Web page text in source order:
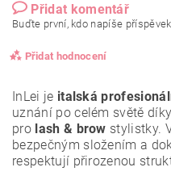
Přidat komentář
Buďte první, kdo napíše
Přidat hodnocení
InLei je italská
uznání po celém světě
pro lash & brow stylistky.
bezpečným složením a
respektují přirozenou